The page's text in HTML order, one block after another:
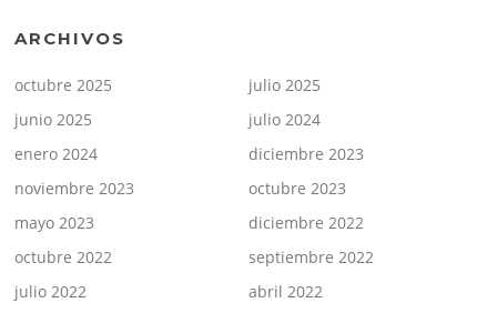
ARCHIVOS
octubre 2025
julio 2025
junio 2025
julio 2024
enero 2024
diciembre 2023
noviembre 2023
octubre 2023
mayo 2023
diciembre 2022
octubre 2022
septiembre 2022
julio 2022
abril 2022